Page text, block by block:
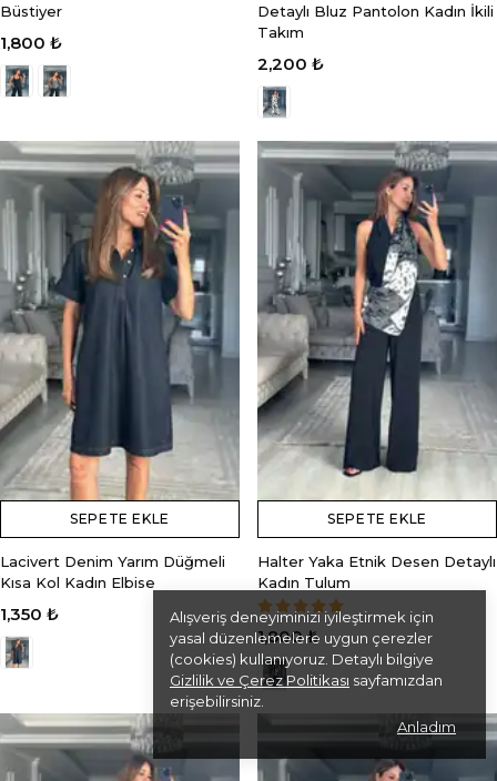
Alışveriş deneyiminizi iyileştirmek için
yasal düzenlemelere uygun çerezler
(cookies) kullanıyoruz. Detaylı bilgiye
Gizlilik ve Çerez Politikası sayfamızdan
erişebilirsiniz.
Anladım
Büstiyer
1,800 ₺
Detaylı Bluz Pantolon Kadın İkili
Takım
2,200 ₺
SEPETE EKLE
Lacivert Denim Yarım Düğmeli
Kısa Kol Kadın Elbise
1,350 ₺
SEPETE EKLE
Halter Yaka Etnik Desen Detaylı
Kadın Tulum
1,800 ₺